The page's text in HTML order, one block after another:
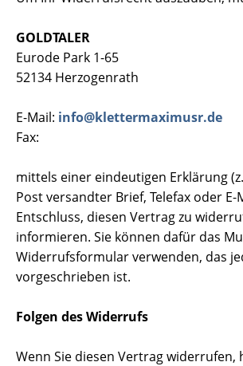
GOLDTALER
Eurode Park 1-65
52134 Herzogenrath
E-Mail: info@klettermaximusr.de
Fax:
mittels einer eindeutigen Erklärung
Post versandter Brief, Telefax oder
Entschluss, diesen Vertrag zu
informieren. Sie können dafür das
Widerrufsformular verwenden, das
vorgeschrieben ist.
Folgen des Widerrufs
Wenn Sie diesen Vertrag widerrufen,